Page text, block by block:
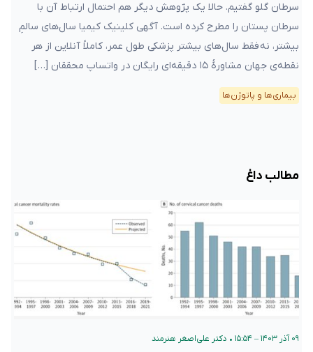
سرطان گلو گفتیم. حالا یک پژوهش دیگر هم احتمال ارتباط آن با
سرطان پستان را مطرح کرده است. آگهی کلینیک کیمیا سال‌های سالمِ
بیشتر، نه فقط سال‌های بیشتر پزشکی طول عمر، کاملاً آنلاین از هر
نقطه‌ی جهان مشاورهٔ ۱۵ دقیقه‌ای رایگان در واتساپ محققان […]
بیماری‌ها و پاتوژن‌ها
مطالب داغ
۰۹ آذر ۱۴۰۳ – ۱۵:۵۴ • دکتر علی‌اصغر هنرمند